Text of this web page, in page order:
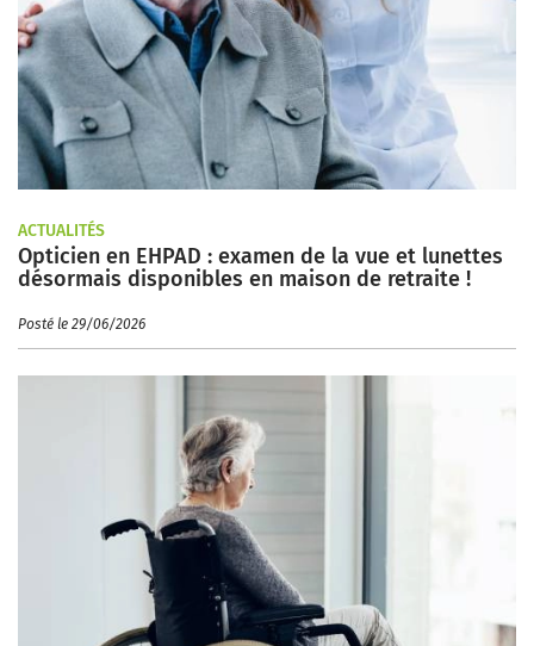
ACTUALITÉS
Opticien en EHPAD : examen de la vue et lunettes
désormais disponibles en maison de retraite !
Posté le 29/06/2026